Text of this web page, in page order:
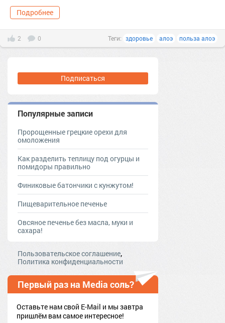
Подробнее
2 0 Теги: здоровье алоэ польза алоэ
Подписаться
Популярные записи
Пророщенные грецкие орехи для
омоложения
Как разделить теплицу под огурцы и
помидоры правильно
Финиковые батончики с кунжутом!
Пищеварительное печенье
Овсяное печенье без масла, муки и
сахара!
Пользовательское соглашение,
Политика конфиденциальности
Первый раз на Media соль?
Оставьте нам свой E-Mail и мы завтра
пришлём вам самое интересное!